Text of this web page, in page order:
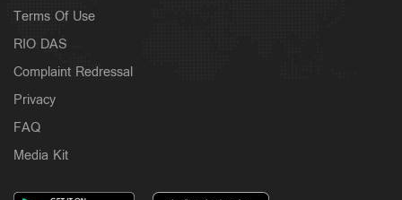
Terms Of Use
RIO DAS
Complaint Redressal
Privacy
FAQ
Media Kit